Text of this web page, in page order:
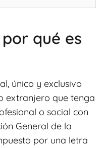
qué es
único y exclusivo
extranjero que tenga
o social con
General de la
por una letra